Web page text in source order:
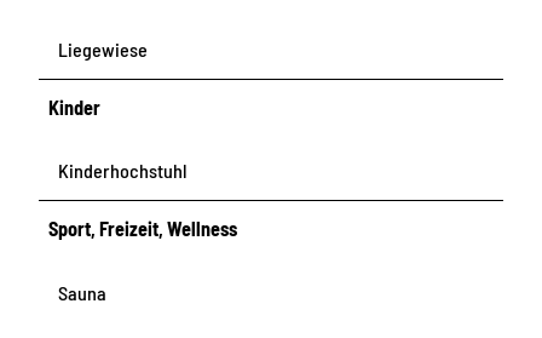
Liegewiese
Kinder
Kinderhochstuhl
Sport, Freizeit, Wellness
Sauna